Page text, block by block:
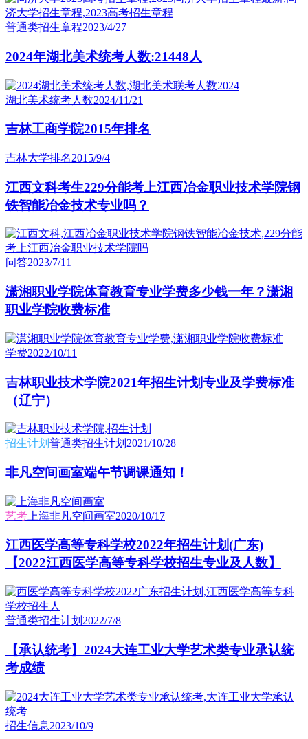
普通类招生章程2023/4/27
2024年湖北美术统考人数:21448人
湖北美术统考人数2024/11/21
吉林工商学院2015年排名
吉林大学排名2015/9/4
江西文科考生229分能考上江西冶金职业技术学院钢
铁智能冶金技术专业吗？
问答2023/7/11
潇湘职业学院体育教育专业学费多少钱一年？潇湘
职业学院收费标准
学费2022/10/11
吉林职业技术学院2021年招生计划专业及学费标准
（辽宁）
招生计划 普通类招生计划 2021/10/28
非凡空间画室端午节调课通知！
艺考 上海非凡空间画室2020/10/17
江西医学高等专科学校2022年招生计划(广东)
【2022江西医学高等专科学校招生专业及人数】
普通类招生计划 2022/7/8
【承认统考】2024大连工业大学艺术类专业承认统
考成绩
招生信息2023/10/9